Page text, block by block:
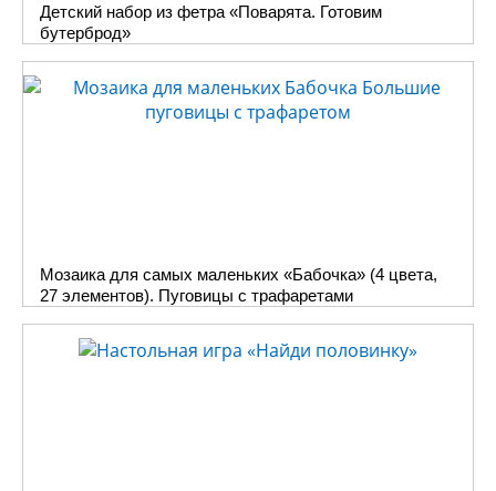
Детский набор из фетра «Поварята. Готовим
бутерброд»
Мозаика для самых маленьких «Бабочка» (4 цвета,
27 элементов). Пуговицы с трафаретами